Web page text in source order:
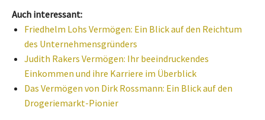
Auch interessant:
Friedhelm Lohs Vermögen: Ein Blick auf den Reichtum
des Unternehmensgründers
Judith Rakers Vermögen: Ihr beeindruckendes
Einkommen und ihre Karriere im Überblick
Das Vermögen von Dirk Rossmann: Ein Blick auf den
Drogeriemarkt-Pionier